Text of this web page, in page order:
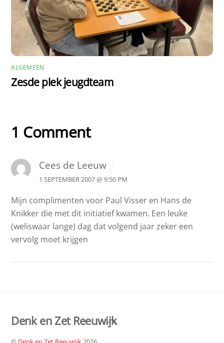
ALGEMEEN
Zesde plek jeugdteam
1 Comment
Cees de Leeuw
1 SEPTEMBER 2007 @ 9:50 PM
Mijn complimenten voor Paul Visser en Hans de
Knikker die met dit initiatief kwamen. Een leuke
(weliswaar lange) dag dat volgend jaar zeker een
vervolg moet krijgen
Back
Denk en Zet Reeuwijk